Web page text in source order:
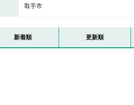
取手市
新着順 更新順